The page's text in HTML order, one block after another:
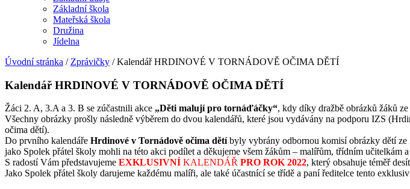
Základní škola
Mateřská škola
Družina
Jídelna
Úvodní stránka / Zprávičky /Kalendář HRDINOVÉ V TORNÁDOVĚ OČIMA DĚTÍ
Kalendář HRDINOVÉ V TORNÁDOVĚ OČIMA DĚTÍ
Žáci 2. A, 3.A a 3. B se zúčastnili akce „Děti malují pro tornáďáčky“, kdy díky dražbě obrázků žáků
Všechny obrázky prošly následně výběrem do dvou kalendářů, které jsou vydávány na podporu IZS
očima dětí).
Do prvního kalendáře Hrdinové v Tornádově očima dětíbyly vybrány odbornou komisí obrázky dětí ze
jako Spolek přátel školy mohli na této akci podílet a děkujeme všem žákům – malířům, třídním učitelkám
S radostí Vám představujeme EXKLUSIVNÍ KALENDÁŘ PRO ROK 2022, který obsahuje téměř
Jako Spolek přátel školy darujeme každému malíři, ale také účastnící se třídě a paní ředitelce tento